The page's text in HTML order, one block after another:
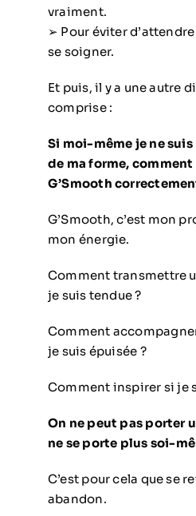
vraiment.
➢ Pour éviter
se soigner.
Et puis, il y a une autre
comprise :
Si moi-même je ne
de ma forme,
G’Smooth
G’Smooth, c’est mon
mon énergie.
Comment transmettre
je suis tendue ?
Comment
je suis épuisée ?
Comment inspirer si je
On ne peut pas porter
ne se porte plus soi-
C’est pour cela que se
abandon.